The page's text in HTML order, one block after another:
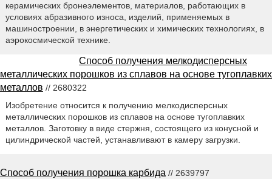
керамических бронеэлементов, материалов, работающих в
условиях абразивного износа, изделий, применяемых в
машиностроении, в энергетических и химических технологиях, в
аэрокосмической технике.
Способ получения мелкодисперсных
металлических порошков из сплавов на основе тугоплавких
металлов // 2680322
Изобретение относится к получению мелкодисперсных
металлических порошков из сплавов на основе тугоплавких
металлов. Заготовку в виде стержня, состоящего из конусной и
цилиндрической частей, устанавливают в камеру загрузки.
Способ получения порошка карбида // 2639797